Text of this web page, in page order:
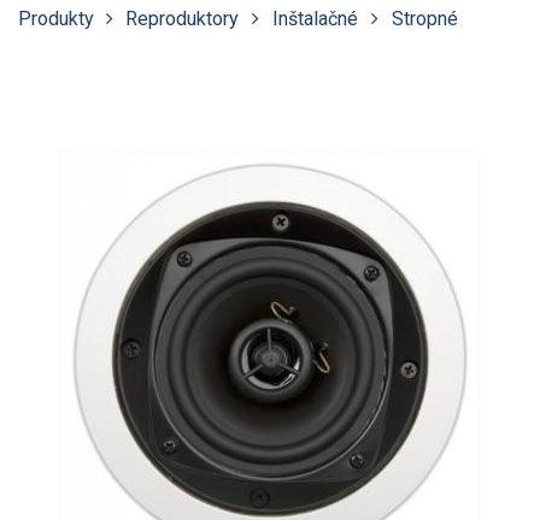
Produkty Reproduktory Inštalačné Stropné